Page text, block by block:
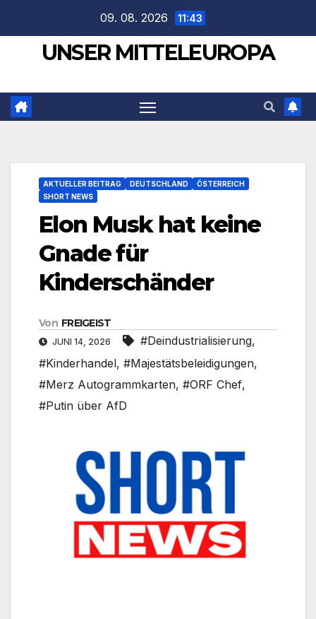
springen
09. 08. 2026 11:43
UNSER MITTELEUROPA
AKTUELLER BEITRAG DEUTSCHLAND
ÖSTERREICH
SHORT NEWS
Elon Musk hat keine
Gnade für
Kinderschänder
Von FREIGEIST
JUNI 14, 2026 #Deindustrialisierung,
#Kinderhandel, #Majestätsbeleidigungen,
#Merz Autogrammkarten, #ORF Chef,
#Putin über AfD